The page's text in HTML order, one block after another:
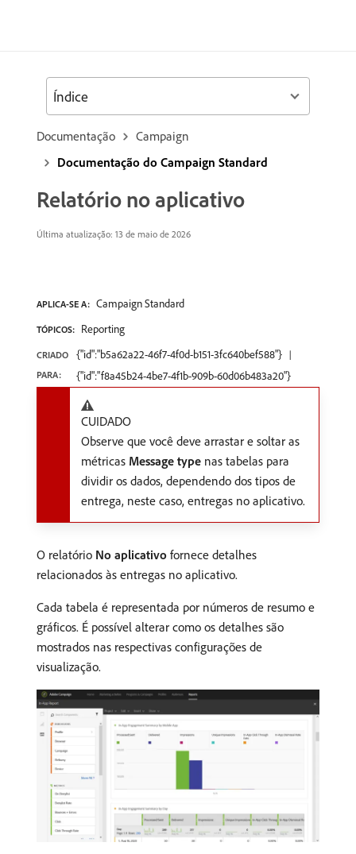
Documentação
Campaign
Documentação do Campaign Standard
Relatório no aplicativo
Última atualização: 13 de maio de 2026
APLICA-SE A: Campaign Standard
TÓPICOS: Reporting
CRIADO
PARA:
{"id":"b5a62a22-46f7-4f0d-b151-3fc640bef588"}
{"id":"f8a45b24-4be7-4f1b-909b-60d06b483a20"}
CUIDADO
Observe que você deve arrastar e soltar as
métricas Message type nas tabelas para
dividir os dados, dependendo dos tipos de
entrega, neste caso, entregas no aplicativo.
O relatório No aplicativo fornece detalhes
relacionados às entregas no aplicativo.
Cada tabela é representada por números de resumo e
gráficos. É possível alterar como os detalhes são
mostrados nas respectivas configurações de
visualização.
Índice